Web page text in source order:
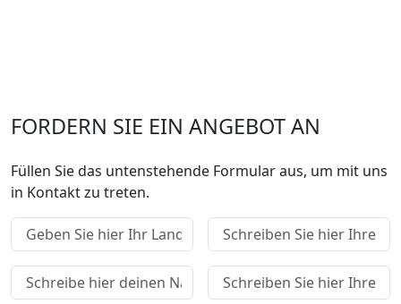
FORDERN SIE EIN ANGEBOT AN
Füllen Sie das untenstehende Formular aus, um mit uns
in Kontakt zu treten.